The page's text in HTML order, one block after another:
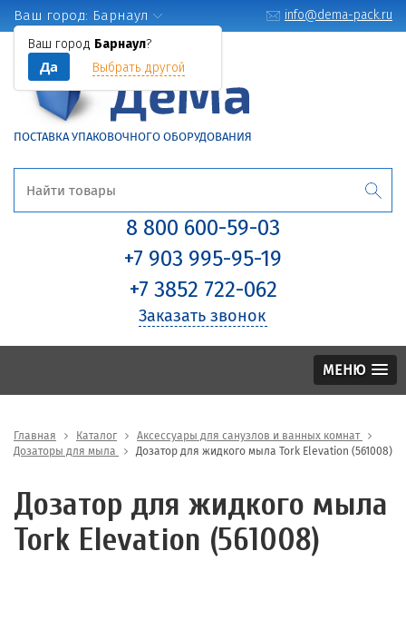
Ваш город: Барнаул
Ваш город Барнаул?
Да Выбрать другой
info@dema-pack.ru
ПОСТАВКА УПАКОВОЧНОГО ОБОРУДОВАНИЯ
8 800 600-59-03
+7 903 995-95-19
+7 3852 722-062
Заказать звонок
МЕНЮ
Главная Каталог
Аксессуары для санузлов и ванных комнат
Дозаторы для мыла
Дозатор для жидкого мыла Tork Elevation (561008)
Дозатор для жидкого мыла
Tork Elevation (561008)